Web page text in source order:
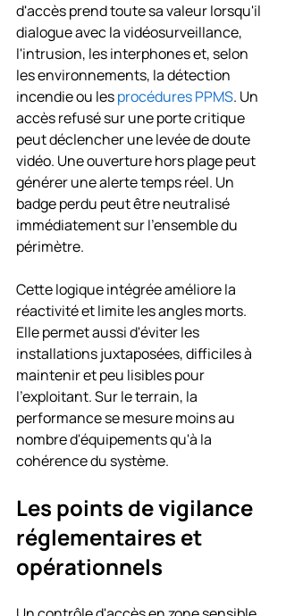
d'accès prend toute sa valeur lorsqu'il
dialogue avec la vidéosurveillance,
l'intrusion, les interphones et, selon
les environnements, la détection
incendie ou les procédures PPMS. Un
accès refusé sur une porte critique
peut déclencher une levée de doute
vidéo. Une ouverture hors plage peut
générer une alerte temps réel. Un
badge perdu peut être neutralisé
immédiatement sur l'ensemble du
périmètre.
Cette logique intégrée améliore la
réactivité et limite les angles morts.
Elle permet aussi d'éviter les
installations juxtaposées, difficiles à
maintenir et peu lisibles pour
l'exploitant. Sur le terrain, la
performance se mesure moins au
nombre d'équipements qu'à la
cohérence du système.
Les points de vigilance
réglementaires et
opérationnels